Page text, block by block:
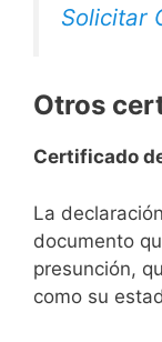
Solicitar
Otros
Certificado
La
documento
presunción,
como su